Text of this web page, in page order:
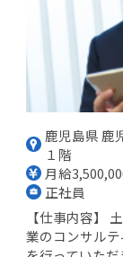
鹿児島県 鹿
１階
月給
正社員
【仕事内容】
業のコンサル